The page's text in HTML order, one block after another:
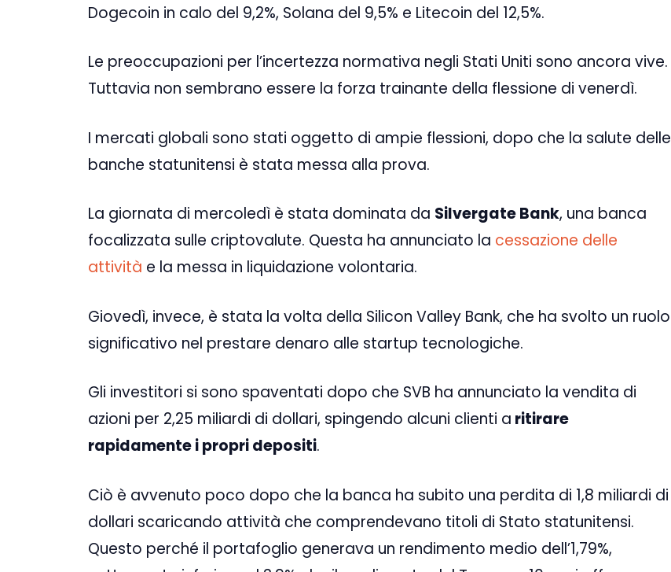
Dogecoin in calo del 9,2%, Solana del 9,5% e Litecoin del 12,5%.
Le preoccupazioni per l’incertezza normativa negli Stati Uniti sono ancora vive.
Tuttavia non sembrano essere la forza trainante della flessione di venerdì.
I mercati globali sono stati oggetto di ampie flessioni, dopo che la salute delle
banche statunitensi è stata messa alla prova.
La giornata di mercoledì è stata dominata da Silvergate Bank, una banca
focalizzata sulle criptovalute. Questa ha annunciato la cessazione delle
attività e la messa in liquidazione volontaria.
Giovedì, invece, è stata la volta della Silicon Valley Bank, che ha svolto un ruolo
significativo nel prestare denaro alle startup tecnologiche.
Gli investitori si sono spaventati dopo che SVB ha annunciato la vendita di
azioni per 2,25 miliardi di dollari, spingendo alcuni clienti a ritirare
rapidamente i propri depositi.
Ciò è avvenuto poco dopo che la banca ha subito una perdita di 1,8 miliardi di
dollari scaricando attività che comprendevano titoli di Stato statunitensi.
Questo perché il portafoglio generava un rendimento medio dell’1,79%,